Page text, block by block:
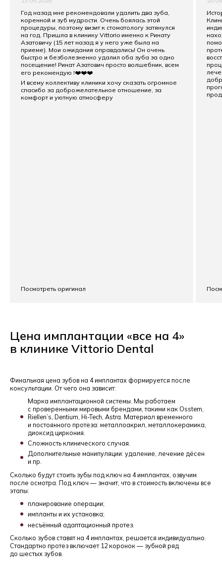
Год назад мне рекомендовали удалить два зуба,
коренной и зуб мудрости. Очень боялась этой
процедуры, поэтому визит к стоматологу затянулся
на год. Пришла в клинику Vittorio именно к Ринату
Азатовичу (15 лет назад я у него уже была на
приеме). Мои ожидания оправдались! Он очень
быстро и безболезненно удалил оба зуба за одно
посещение! Ринат Азатович просто волшебник, всем
его рекомендую !❤️❤️❤️
И всему коллективу клиники хочу сказать огромное
спасибо за доброжелательное отношение, за
комфорт и уютную атмосферу
Посмотреть оригинал
Цена имплантации «все на 4»
в клинике Vittorio Dental
Финальная цена зубов на 4 имплантах формируется после
консультации. От чего она зависит:
Марка имплантационной системы. Мы работаем
с проверенными мировыми брендами, такими как Osstem,
Riellen’s, Dentium, Hi-Tech, Astra. Материал временного
и постоянного протеза: металлоакрил, металлокерамика,
диоксид циркония.
Сложность клинического случая.
Дополнительные манипуляции: удаление, лечение дёсен
и пр.
Сколько будут стоить зубы под ключ на 4 имплантах, озвучим
после осмотра. Под ключ — значит, что в стоимость включены все
этапы:
планирование операции;
импланты и их установка;
несъёмный адаптационный протез.
Сколько зубов ставят на 4 имплантах, решается индивидуально.
Стандартно протез включает 12 коронок — зубной ряд
до шестых зубов.